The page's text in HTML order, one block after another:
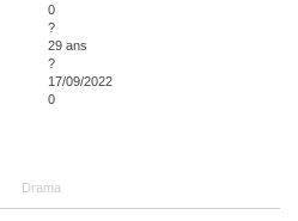
0
?
29 ans
?
17/09/2022
0
Drama